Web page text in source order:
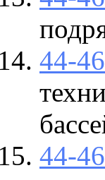
44-
44-